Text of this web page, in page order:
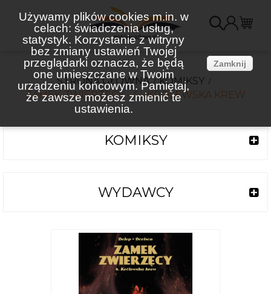
Używamy plików cookies m.in. w
celach: świadczenia usług,
statystyk. Korzystanie z witryny
bez zmiany ustawień Twojej
przeglądarki oznacza, że będą
one umieszczane w Twoim
urządzeniu końcowym. Pamiętaj,
że zawsze możesz zmienić te
ustawienia.
Zamknij
STRONA GŁÓWNA
KOMIKSY
ZAMEK ZWIERZĘCY - 4 - KRÓLEWSKA KREW
KOMIKSY
WYDAWCY